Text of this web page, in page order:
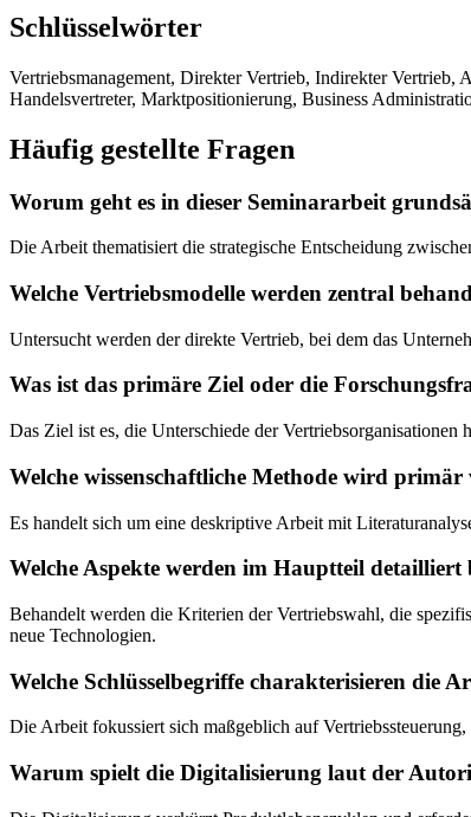
Schlüsselwörter
Vertriebsmanagement, Direkter Vertrieb, Indirekter Vertrieb,
Handelsvertreter, Marktpositionierung, Business
Häufig gestellte Fragen
Worum geht es in dieser Seminararbeit
Die Arbeit thematisiert die strategische Entscheidung
Welche Vertriebsmodelle werden zentral
Untersucht werden der direkte Vertrieb, bei dem das
Was ist das primäre Ziel oder die
Das Ziel ist es, die Unterschiede der
Welche wissenschaftliche Methode wird primär
Es handelt sich um eine deskriptive Arbeit mit
Welche Aspekte werden im Hauptteil detailliert
Behandelt werden die Kriterien der Vertriebswahl, die
neue Technologien.
Welche Schlüsselbegriffe charakterisieren die
Die Arbeit fokussiert sich maßgeblich auf
Warum spielt die Digitalisierung laut der